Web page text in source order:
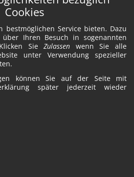
Cookies
bestmöglichen Service bieten. Dazu
Ihren Besuch in sogenannten
Klicken SieZulassen wenn Sie alle
unter Verwendung spezieller
können Sie auf der Seite mit
später jederzeit wieder